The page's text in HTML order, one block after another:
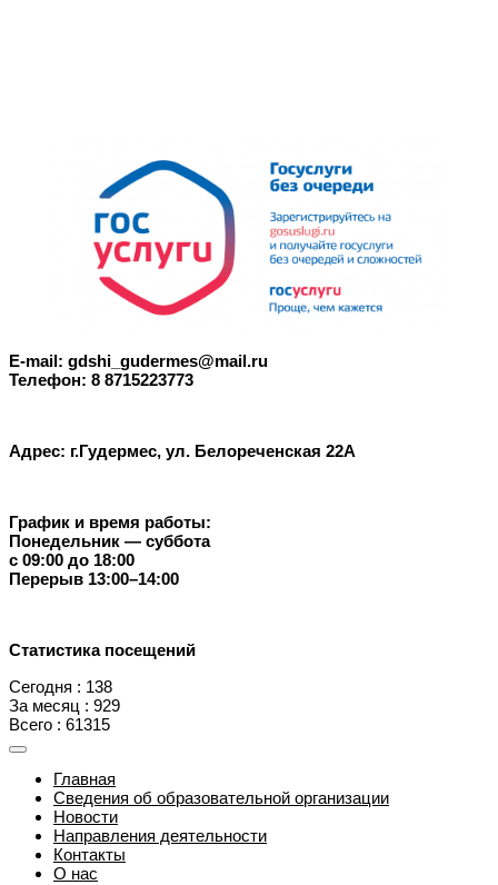
E-mail: gdshi_gudermes@mail.ru
Телефон: 8 8715223773
Адрес: г.Гудермес, ул. Белореченская 22А
График и время работы:
Понедельник — суббота
с 09:00 до 18:00
Перерыв 13:00–14:00
Статистика посещений
Сегодня : 138
За месяц : 929
Всего : 61315
Главная
Сведения об образовательной организации
Новости
Направления деятельности
Контакты
О нас